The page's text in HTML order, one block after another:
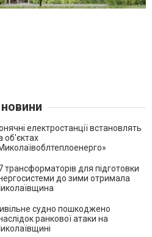
електростанції встановлять
об'єктах
трансформаторів для підготовки
до зими отримала
судно пошкоджено
ранкової атаки на